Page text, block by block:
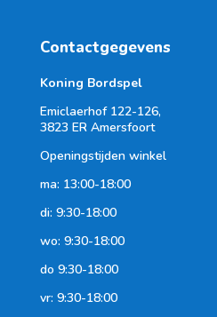
Contactgegevens
Koning Bordspel
Emiclaerhof 122-126,
3823 ER Amersfoort
Openingstijden winkel
ma: 13:00-18:00
di: 9:30-18:00
wo: 9:30-18:00
do 9:30-18:00
vr: 9:30-18:00